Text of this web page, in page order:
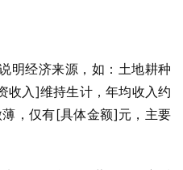
明经济来源，如：土地耕种
收入]维持生计，年均收入约
，仅有[具体金额]元，主要